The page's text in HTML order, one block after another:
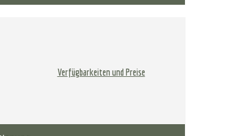
Verfügbarkeiten und Preise